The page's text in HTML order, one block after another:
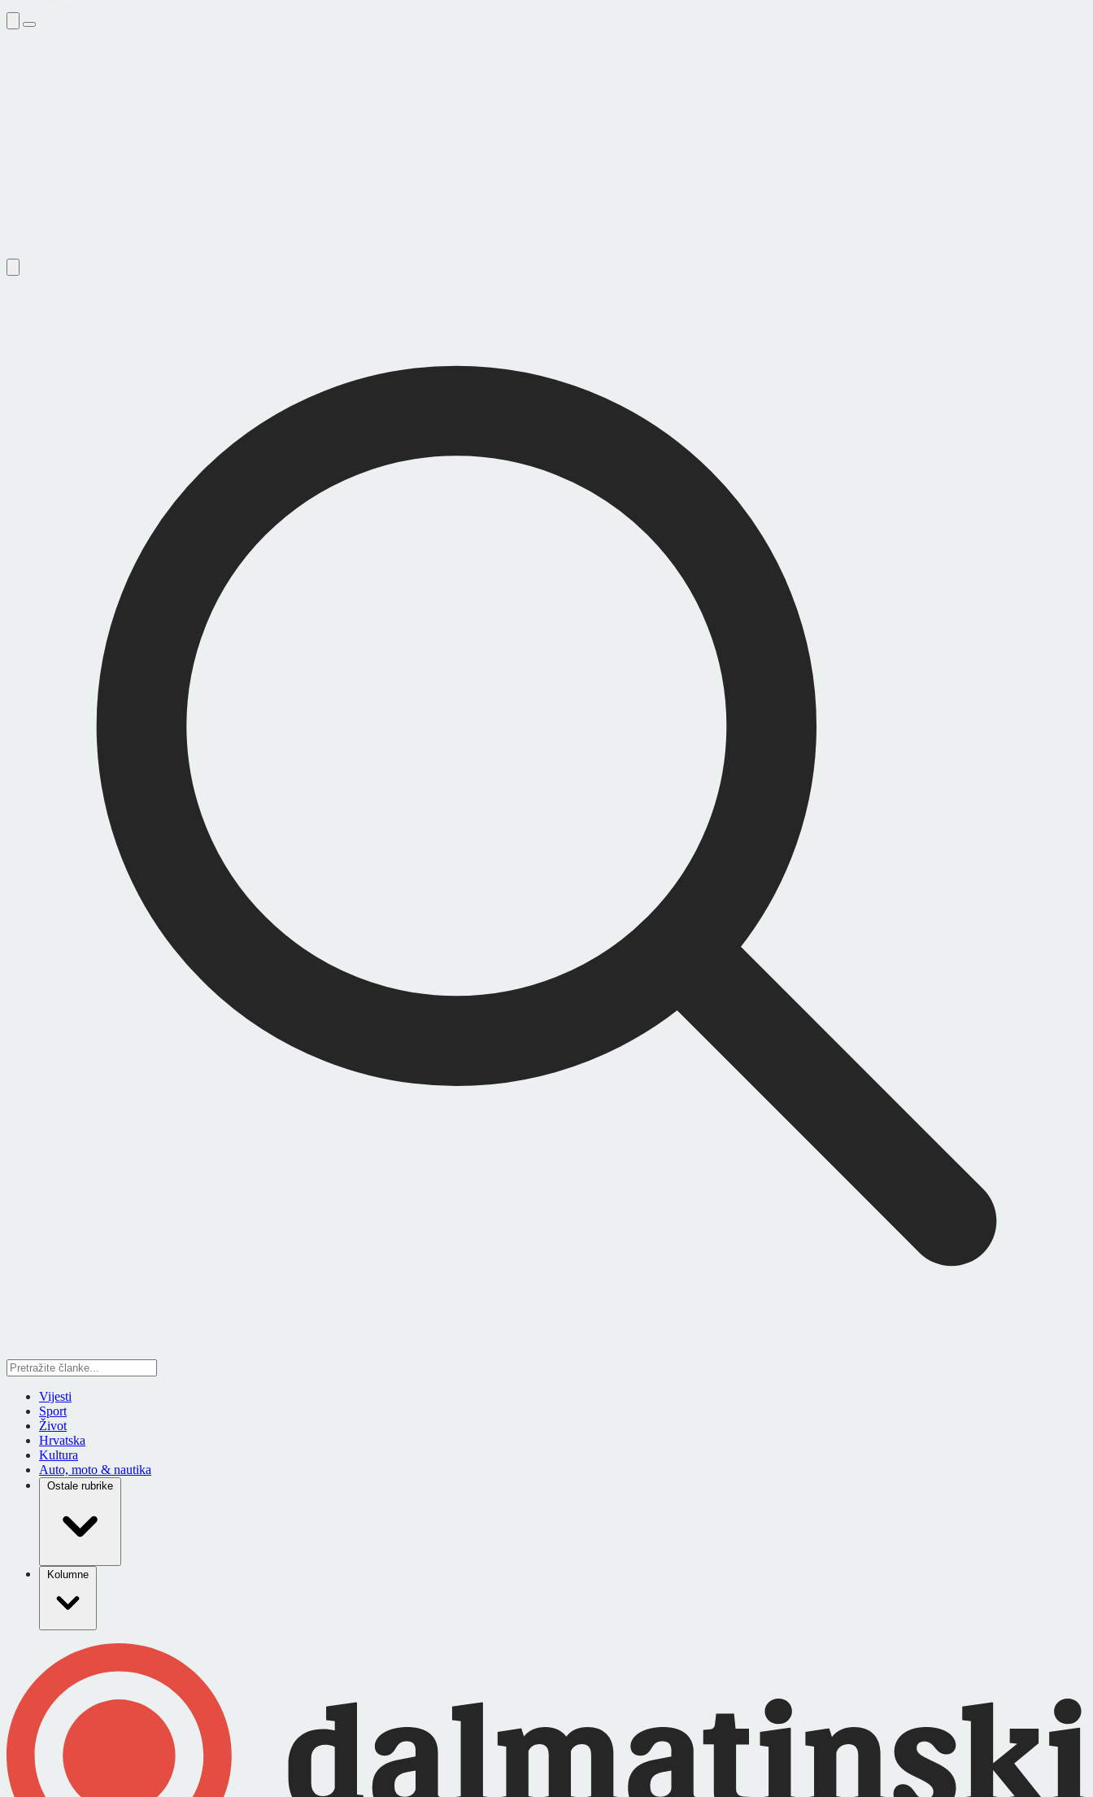
Vijesti
Sport
Život
Hrvatska
Kultura
Auto, moto & nautika
Ostale rubrike
Kolumne